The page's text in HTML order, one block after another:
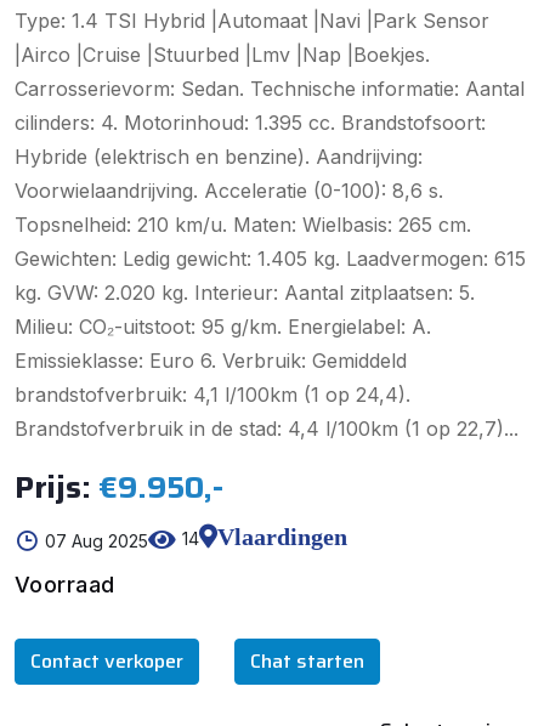
Type: 1.4 TSI Hybrid |Automaat |Navi |Park Sensor
|Airco |Cruise |Stuurbed |Lmv |Nap |Boekjes.
Carrosserievorm: Sedan. Technische informatie: Aantal
cilinders: 4. Motorinhoud: 1.395 cc. Brandstofsoort:
Hybride (elektrisch en benzine). Aandrijving:
Voorwielaandrijving. Acceleratie (0-100): 8,6 s.
Topsnelheid: 210 km/u. Maten: Wielbasis: 265 cm.
Gewichten: Ledig gewicht: 1.405 kg. Laadvermogen: 615
kg. GVW: 2.020 kg. Interieur: Aantal zitplaatsen: 5.
Milieu: CO₂-uitstoot: 95 g/km. Energielabel: A.
Emissieklasse: Euro 6. Verbruik: Gemiddeld
brandstofverbruik: 4,1 l/100km (1 op 24,4).
Brandstofverbruik in de stad: 4,4 l/100km (1 op 22,7)...
Prijs: €9.950,-
07 Aug 2025 14
Vlaardingen
Voorraad
Contact verkoper Chat starten